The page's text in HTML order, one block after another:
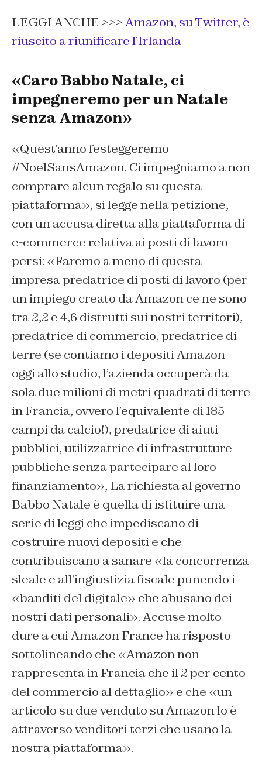
LEGGI ANCHE >>>Amazon, su Twitter, è
riuscito a riunificare l’Irlanda
«Caro Babbo Natale, ci
impegneremo per un Natale
senza Amazon»
«Quest’anno festeggeremo
#NoelSansAmazon. Ci impegniamo a non
comprare alcun regalo su questa
piattaforma», si legge nella petizione,
con un accusa diretta alla piattaforma di
e-commerce relativa ai posti di lavoro
persi: «Faremo a meno di questa
impresa predatrice di posti di lavoro (per
un impiego creato da Amazon ce ne sono
tra 2,2 e 4,6 distrutti sui nostri territori),
predatrice di commercio, predatrice di
terre (se contiamo i depositi Amazon
oggi allo studio, l’azienda occuperà da
sola due milioni di metri quadrati di terre
in Francia, ovvero l’equivalente di 185
campi da calcio!), predatrice di aiuti
pubblici, utilizzatrice di infrastrutture
pubbliche senza partecipare al loro
finanziamento», La richiesta al governo
Babbo Natale è quella di istituire una
serie di leggi che impediscano di
costruire nuovi depositi e che
contribuiscano a sanare «la concorrenza
sleale e all’ingiustizia fiscale punendo i
«banditi del digitale» che abusano dei
nostri dati personali». Accuse molto
dure a cui Amazon France ha risposto
sottolineando che «Amazon non
rappresenta in Francia che il 2 per cento
del commercio al dettaglio» e che «un
articolo su due venduto su Amazon lo è
attraverso venditori terzi che usano la
nostra piattaforma».